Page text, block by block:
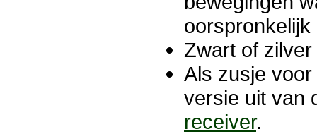
oorspronkelijk
Zwart of zilver
Als zusje
versie uit van
receiver.